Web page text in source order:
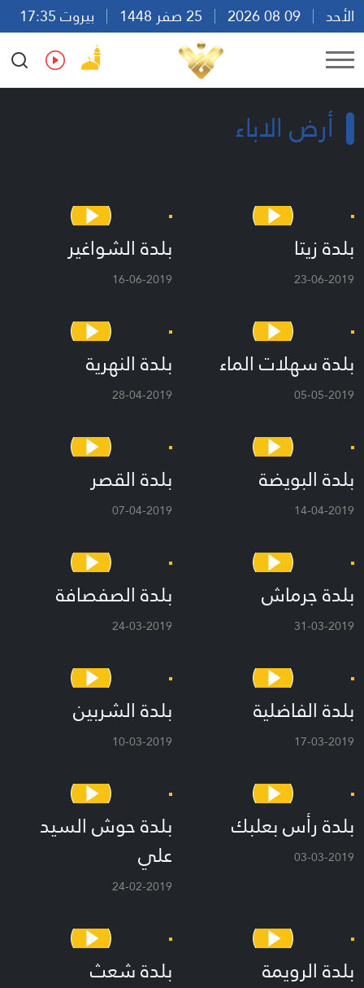
الأحد
بيروت 17:35
Ar
En Fr Es
أرض الاباء
بلدة زيتا
23-06-2019
بلدة الشواغير
16-06-2019
بلدة سهلات الماء
05-05-2019
بلدة النهرية
28-04-2019
بلدة البويضة
14-04-2019
بلدة القصر
07-04-2019
بلدة جرماش
31-03-2019
بلدة الصفصافة
24-03-2019
بلدة الفاضلية
17-03-2019
بلدة الشربين
10-03-2019
بلدة رأس بعلبك
03-03-2019
بلدة حوش السيد
علي
24-02-2019
بلدة الرويمة بلدة شعث